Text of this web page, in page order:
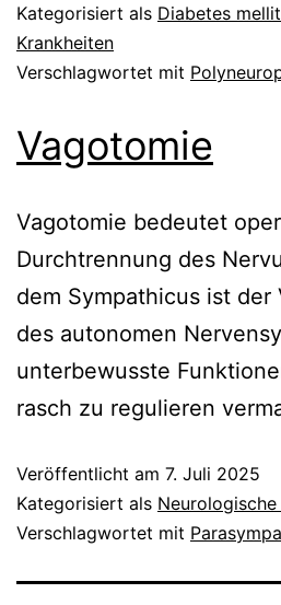
Kategorisiert als Diabetes
Krankheiten
Verschlagwortet mit
Vagotomie
Vagotomie bedeutet
Durchtrennung des
dem Sympathicus ist der
des autonomen
unterbewusste
rasch zu regulieren
Veröffentlicht am 7. Juli 2025
Kategorisiert als
Verschlagwortet mit